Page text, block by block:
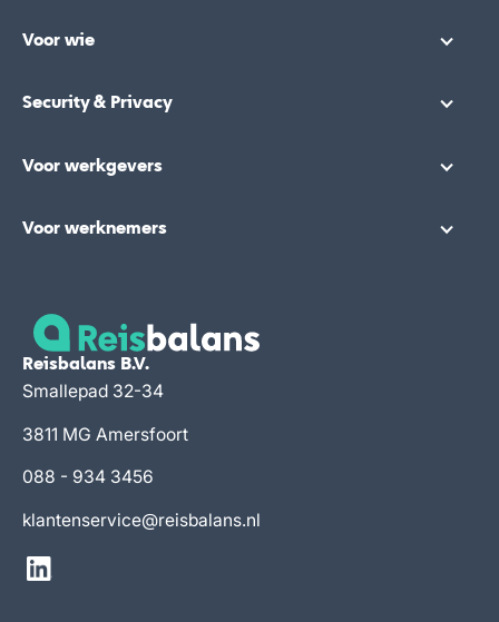
Voor wie
Security & Privacy
Voor werkgevers
Voor werknemers
Reisbalans B.V.
Smallepad 32-34
088 - 934 3456
3811 MG Amersfoort
klantenservice@reisbalans.nl